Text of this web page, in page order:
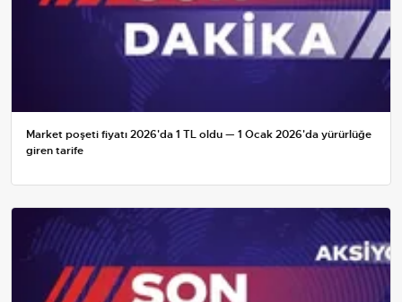
Market poşeti fiyatı 2026'da 1 TL oldu — 1 Ocak 2026'da yürürlüğe
giren tarife